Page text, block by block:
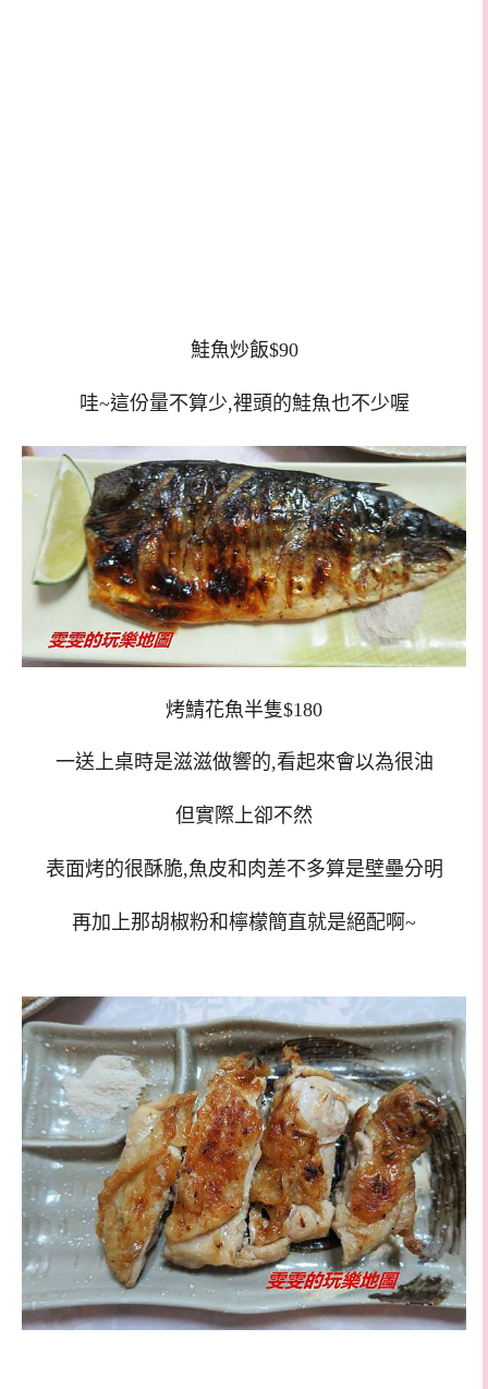
鮭魚炒飯$90
哇~這份量不算少,裡頭的鮭魚也不少喔
烤鯖花魚半隻$180
一送上桌時是滋滋做響的,看起來會以為很油
但實際上卻不然
表面烤的很酥脆,魚皮和肉差不多算是壁壘分明
再加上那胡椒粉和檸檬簡直就是絕配啊~